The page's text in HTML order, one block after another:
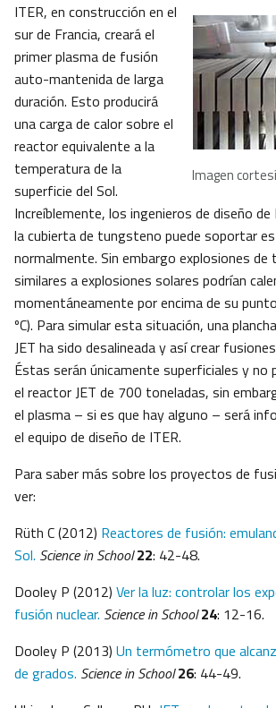
Imagen
ITER, en construcción en el
sur de Francia, creará el
primer plasma de fusión
auto-mantenida de larga
duración. Esto producirá
una carga de calor sobre el
reactor equivalente a la
temperatura de la
superficie del Sol.
Increíblemente, los ingenieros de diseño de
la cubierta de tungsteno puede soportar
normalmente. Sin embargo explosiones de
similares a explosiones solares podrían
momentáneamente por encima de su
ºC). Para simular esta situación, una
JET ha sido desalineada y así crear
Éstas serán únicamente superficiales y no
el reactor JET de 700 toneladas, sin
el plasma – si es que hay alguno – será
el equipo de diseño de ITER.
Para saber más sobre los proyectos de
ver:
Rüth C (2012) Reactores de fusión:
Sol. Science in School 22: 42-48.
Dooley P (2012) Ver la luz: controlar los
fusión nuclear. Science in School 24: 12-16.
Dooley P (2013) Un termómetro que
de grados. Science in School 26: 44-49.